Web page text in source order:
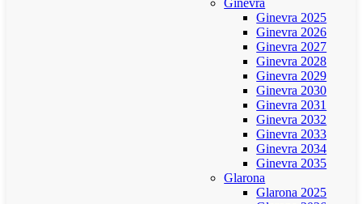
Ginevra
Ginevra 2025
Ginevra 2026
Ginevra 2027
Ginevra 2028
Ginevra 2029
Ginevra 2030
Ginevra 2031
Ginevra 2032
Ginevra 2033
Ginevra 2034
Ginevra 2035
Glarona
Glarona 2025